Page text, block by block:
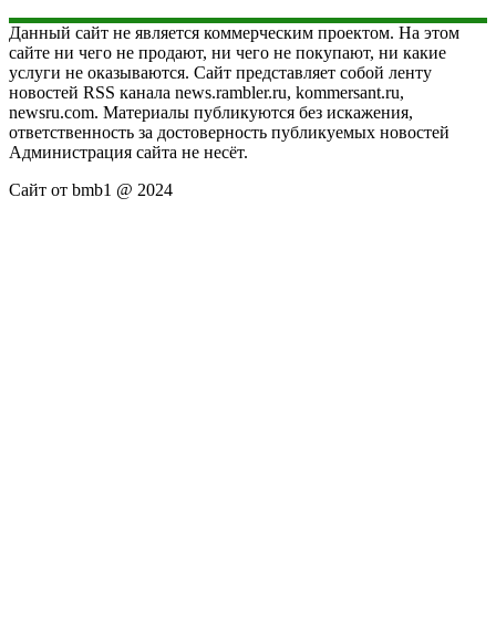
Данный сайт не является коммерческим проектом. На этом
сайте ни чего не продают, ни чего не покупают, ни какие
услуги не оказываются. Сайт представляет собой ленту
новостей RSS канала news.rambler.ru, kommersant.ru,
newsru.com. Материалы публикуются без искажения,
ответственность за достоверность публикуемых новостей
Администрация сайта не несёт.
Сайт от bmb1 @ 2024